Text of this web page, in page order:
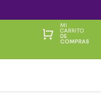
MI
CARRITO
DE
COMPRAS